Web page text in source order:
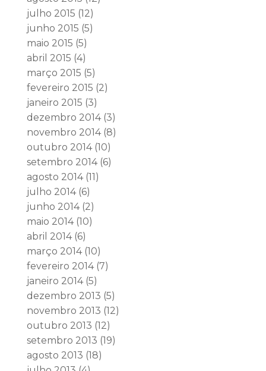
julho 2015 (12)
junho 2015 (5)
maio 2015 (5)
abril 2015 (4)
março 2015 (5)
fevereiro 2015 (2)
janeiro 2015 (3)
dezembro 2014(3)
novembro 2014(8)
outubro 2014(10)
setembro 2014(6)
agosto 2014(11)
julho 2014(6)
junho 2014(2)
maio 2014(10)
abril 2014(6)
março 2014(10)
fevereiro 2014(7)
janeiro 2014(5)
dezembro 2013 (5)
novembro 2013 (12)
outubro 2013 (12)
setembro 2013 (19)
agosto 2013 (18)